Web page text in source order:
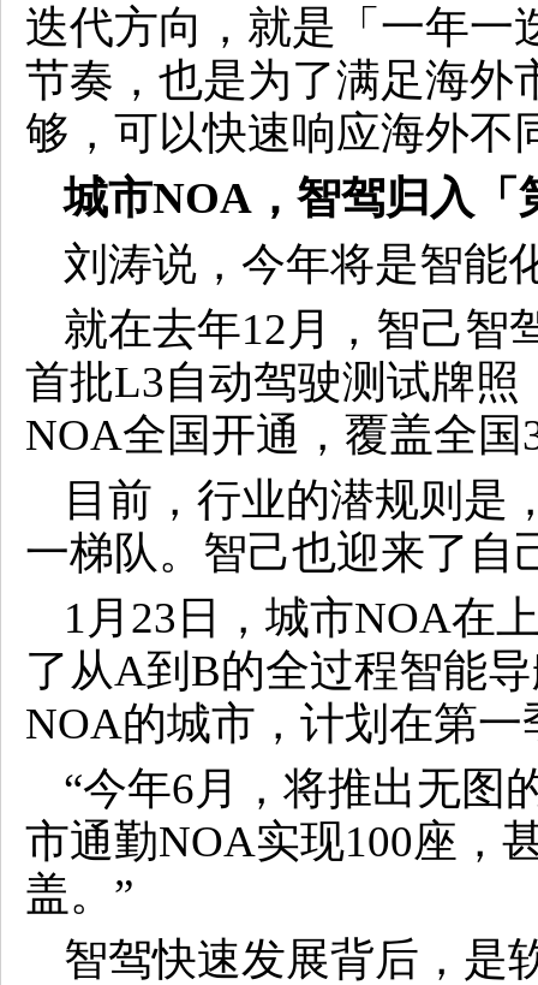
迭代方向，就是「一年一
节奏，也是为了满足海外
够，可以快速响应海外不
城市NOA，智驾归入「
刘涛说，今年将是智能
就在去年12月，智己智
首批L3自动驾驶测试牌
NOA全国开通，覆盖全
目前，行业的潜规则是
一梯队。智己也迎来了自
1月23日，城市NOA在
了从A到B的全过程智能
NOA的城市，计划在第
“今年6月，将推出无图
市通勤NOA实现100座，
盖。”
智驾快速发展背后，是